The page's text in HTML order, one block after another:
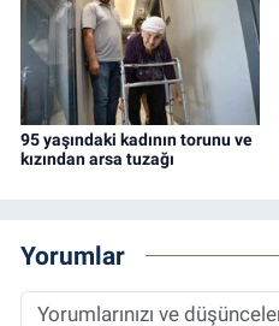
95 yaşındaki kadının torunu ve
kızından arsa tuzağı
Yorumlar